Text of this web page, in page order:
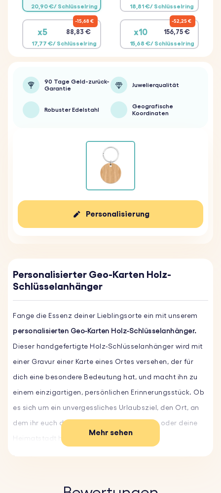
20,90 €/ Schlüsselring 18,81 €/ Schlüsselring
x5 88,83 €
17,77 €/ Schlüsselring
15,68 €
x10 156,75 €
15,68 €/ Schlüsselring
52,25 €
90 Tage Geld-zurück-
Garantie
Juwelierqualität
Robuster Edelstahl
Geografische
Koordinaten
Personalisierung
Personalisierter Geo-Karten Holz-
Schlüsselanhänger
Fange die Essenz deiner Lieblingsorte ein mit unserem
personalisierten Geo-Karten Holz-Schlüsselanhänger.
Dieser handgefertigte Holz-Schlüsselanhänger wird mit
einer Gravur einer Karte eines Ortes versehen, der für
dich eine besondere Bedeutung hat, und macht ihn zu
einem einzigartigen, persönlichen Erinnerungsstück. Ob
es sich um ein unvergessliches Urlaubsziel, den Ort, an
dem ihr euch das erste Mal getroffen habt, oder deine
Heimatstadt handelt – dieser robuste
Schlüsselanhänger aus Holz lässt dich einen Teil dieses
Mehr sehen